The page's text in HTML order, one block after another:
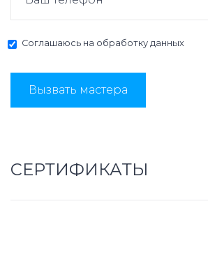
Соглашаюсь на обработку данных
Вызвать мастера
СЕРТИФИКАТЫ